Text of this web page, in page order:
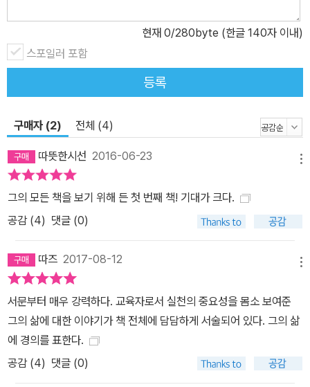
많은 개인들의 작은 노력이 모여 새로운 세상을 열 수 있다고 믿었으
며, 그 믿음에 따라 행동했다. 2차 세계대전에 폭격수로 참여해 네이
팜탄 폭격을 실행한 경험은 전쟁에 대한 더 깊은 반성의 계기가 되어
주었다. 생각이 다른 수많은 사람들에게 둘러싸여 고립감을 느껴야
상은 미래의 승리에 대한 전망이 아니다. 그것은 다른 사람들과 함께
배를 참아 내는 과정에서 얻는 고양된 느낌이다. 함께 말이다.” 이렇
게 다시 일어서곤 했다. 민권운동이 미국 전역으로 퍼져 나가는 모습,
반전 집회가 힘을 얻고 사람들의 지지를 얻어 가는 모습, 위정자들이
어쩔 수 없이 변화하고 투표권을 얻게 된 흑인의 눈치를 볼 수밖에 없
게 된 현실을 몸으로 확인하는 것이야말로 가장 큰 선물이었다. “투쟁
의 과정에서 낡은 질서의 힘은 부식되기 시작하고 사람들의 생각은
변화하게 된다. 저항자들은 일시적으로 패배하지만 분쇄되지는 않으
며, 반격할 수 있는 능력에 의해 다시 일어서고 기운을 얻어 왔다.”
“역사의 모든 일은, 일단 벌어지고 나면, 마치 정확히 그런 식으로 일
어나야만 했던 것처럼 보인다. 다른 모습을 상상하긴 쉽지 않다. 그러
나 나는 역사의 불확실성을, 뜻밖의 일이 벌어질 가능성을, 바꿀 수 없
현재 0/280byte (한글 140자 이내)
스포일러 포함
등록
구매자 (2) 전체 (4)
따뜻한시선 2016-06-23
그의 모든 책을 보기 위해 든 첫 번째 책! 기대가 크다.
공감 (4) 댓글 (0)
따즈 2017-08-12
서문부터 매우 강력하다. 교육자로서 실천의 중요성을 몸소 보여준
그의 삶에 대한 이야기가 책 전체에 담담하게 서술되어 있다. 그의 삶
에 경의를 표한다.
공감 (4) 댓글 (0)